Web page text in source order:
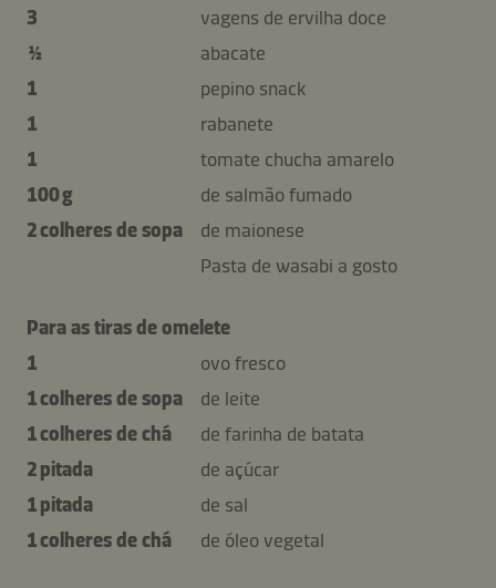
3
vagens de ervilha doce
½
abacate
1
pepino snack
1
rabanete
1
tomate chucha amarelo
100 g
de salmão fumado
2 colheres de sopa
de maionese
Pasta de wasabi a gosto
Para as tiras de omelete
1
ovo fresco
1 colheres de sopa
de leite
1 colheres de chá
de farinha de batata
2 pitada
de açúcar
1 pitada
de sal
1 colheres de chá
de óleo vegetal